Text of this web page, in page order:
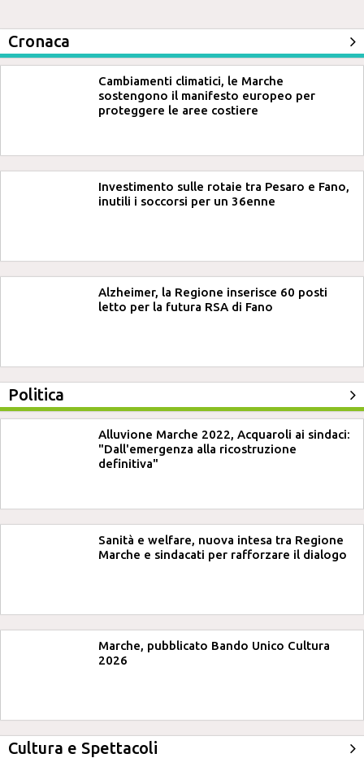
Cronaca
Cambiamenti climatici, le Marche
sostengono il manifesto europeo per
proteggere le aree costiere
Investimento sulle rotaie tra Pesaro e Fano,
inutili i soccorsi per un 36enne
Alzheimer, la Regione inserisce 60 posti
letto per la futura RSA di Fano
Politica
Alluvione Marche 2022, Acquaroli ai sindaci:
"Dall'emergenza alla ricostruzione
definitiva"
Sanità e welfare, nuova intesa tra Regione
Marche e sindacati per rafforzare il dialogo
Marche, pubblicato Bando Unico Cultura
2026
Cultura e Spettacoli